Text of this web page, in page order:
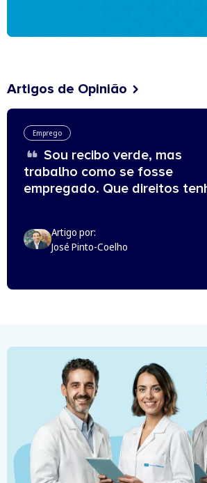
Artigos de Opinião
Emprego
Sou recibo verde, mas
trabalho como se fosse
empregado. Que direitos
Artigo por:
José Pinto-Coelho